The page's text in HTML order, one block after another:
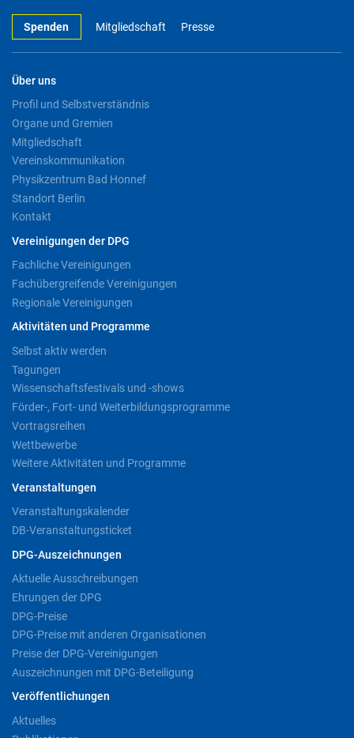
Spenden Mitgliedschaft Presse
Über uns
Profil und Selbstverständnis
Organe und Gremien
Mitgliedschaft
Vereinskommunikation
Physikzentrum Bad Honnef
Standort Berlin
Kontakt
Vereinigungen der DPG
Fachliche Vereinigungen
Fachübergreifende Vereinigungen
Regionale Vereinigungen
Aktivitäten und Programme
Selbst aktiv werden
Tagungen
Wissenschaftsfestivals und -shows
Förder-, Fort- und Weiterbildungsprogramme
Vortragsreihen
Wettbewerbe
Weitere Aktivitäten und Programme
Veranstaltungen
Veranstaltungskalender
DB-Veranstaltungsticket
DPG-Auszeichnungen
Aktuelle Ausschreibungen
Ehrungen der DPG
DPG-Preise
DPG-Preise mit anderen Organisationen
Preise der DPG-Vereinigungen
Auszeichnungen mit DPG-Beteiligung
Veröffentlichungen
Aktuelles